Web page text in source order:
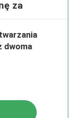
za
dwoma